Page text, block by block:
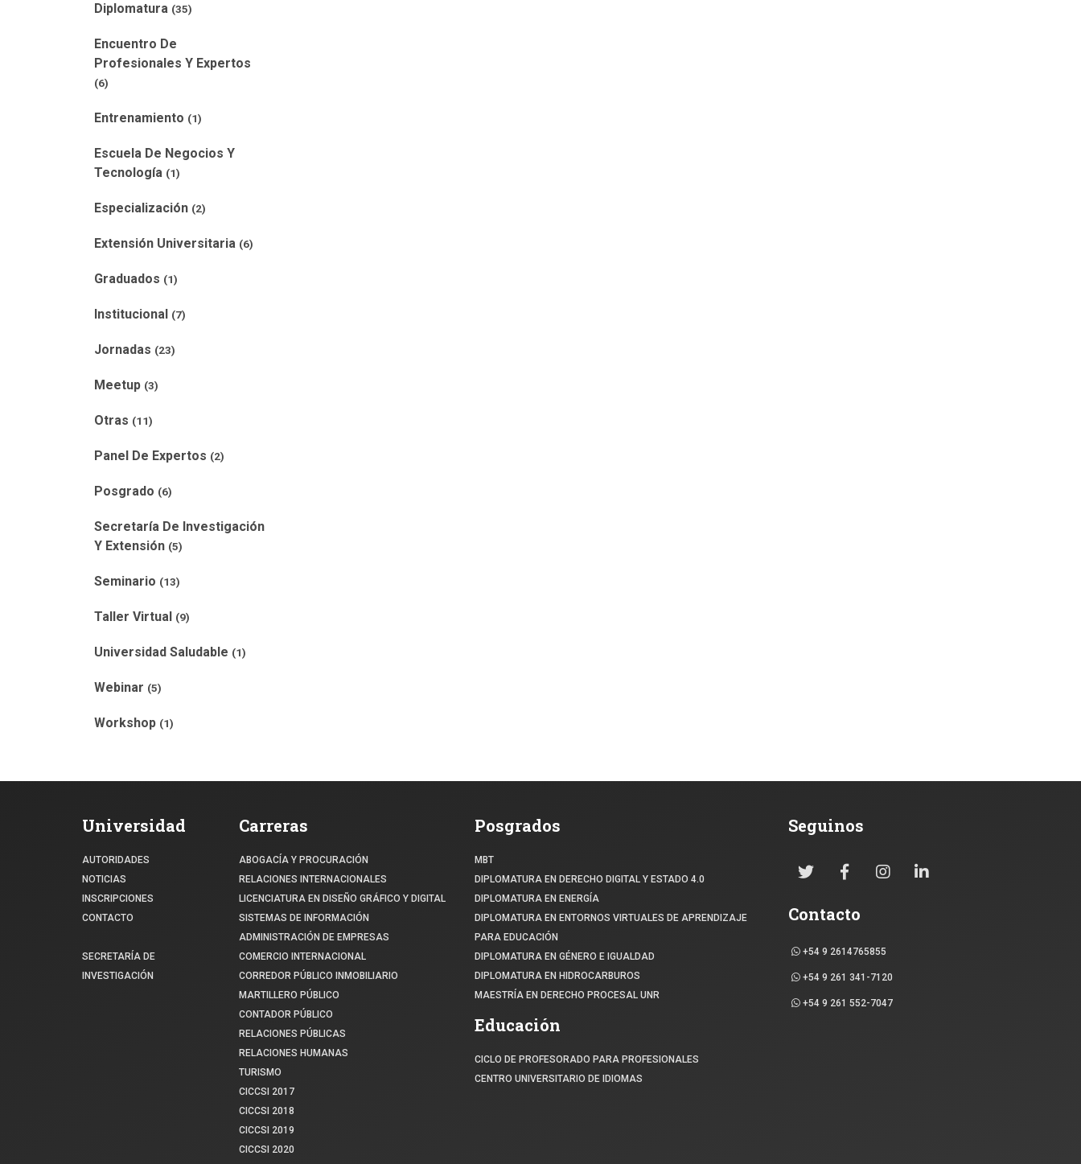
Diplomatura (35)
Encuentro De
Profesionales Y Expertos
(6)
Entrenamiento (1)
Escuela De Negocios Y
Tecnología (1)
Especialización (2)
Extensión Universitaria (6)
Graduados (1)
Institucional (7)
Jornadas (23)
Meetup (3)
Otras (11)
Panel De Expertos (2)
Posgrado (6)
Secretaría De Investigación
Y Extensión (5)
Seminario (13)
Taller Virtual (9)
Universidad Saludable (1)
Webinar (5)
Workshop (1)
Universidad
AUTORIDADES
NOTICIAS
INSCRIPCIONES
CONTACTO
SECRETARÍA DE
INVESTIGACIÓN
Carreras
ABOGACÍA Y PROCURACIÓN
RELACIONES INTERNACIONALES
LICENCIATURA EN DISEÑO GRÁFICO Y DIGITAL
SISTEMAS DE INFORMACIÓN
ADMINISTRACIÓN DE EMPRESAS
COMERCIO INTERNACIONAL
CORREDOR PÚBLICO INMOBILIARIO
MARTILLERO PÚBLICO
CONTADOR PÚBLICO
RELACIONES PÚBLICAS
RELACIONES HUMANAS
TURISMO
CICCSI 2017
CICCSI 2018
CICCSI 2019
CICCSI 2020
Posgrados
MBT
DIPLOMATURA EN DERECHO DIGITAL Y ESTADO 4.0
DIPLOMATURA EN ENERGÍA
DIPLOMATURA EN ENTORNOS VIRTUALES DE APRENDIZAJE
PARA EDUCACIÓN
DIPLOMATURA EN GÉNERO E IGUALDAD
DIPLOMATURA EN HIDROCARBUROS
MAESTRÍA EN DERECHO PROCESAL UNR
Educación
CICLO DE PROFESORADO PARA PROFESIONALES
CENTRO UNIVERSITARIO DE IDIOMAS
Seguinos
Contacto
+54 9 2614765855
+54 9 261 341-7120
+54 9 261 552-7047